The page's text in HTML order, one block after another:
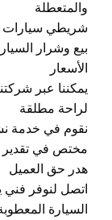
والمتعطلة
شريطي سيارات
بيع وشرار
الأسعار
يمكننا عبر
لراحة مطلقة
نقوم في خدمة
مختص في تقدير
هدر حق العميل
اتصل لنوفر
السيارة